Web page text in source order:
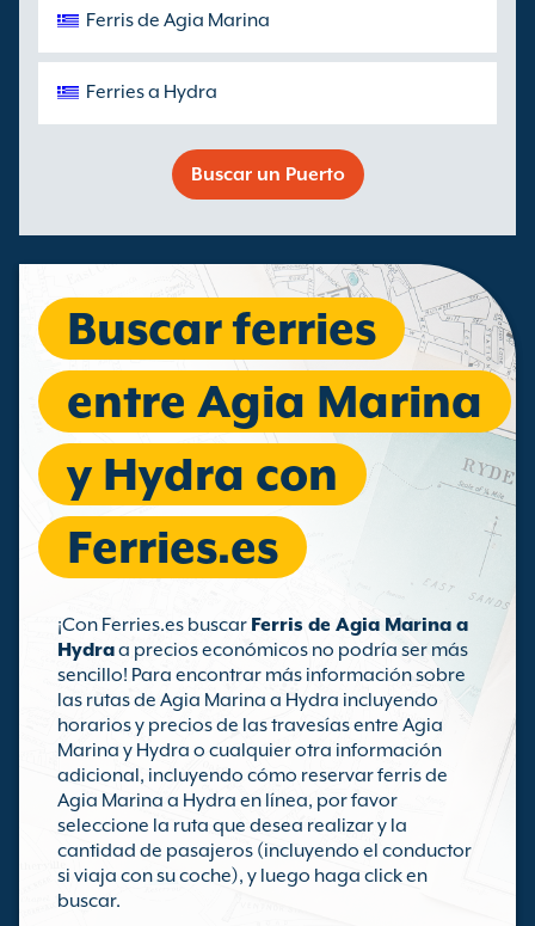
Ferris de Agia Marina
Ferries a Hydra
Buscar un Puerto
Buscar ferries
entre Agia Marina
y Hydra con
Ferries.es
¡Con Ferries.es buscar Ferris de Agia Marina a
Hydraa precios económicos no podría ser más
sencillo! Para encontrar más información sobre
las rutas de Agia Marina a Hydra incluyendo
horarios y precios de las travesías entre Agia
Marina y Hydra o cualquier otra información
adicional, incluyendo cómo reservar ferris de
Agia Marina a Hydra en línea, por favor
seleccione la ruta que desea realizar y la
cantidad de pasajeros (incluyendo el conductor
si viaja con su coche), y luego haga click en
buscar.